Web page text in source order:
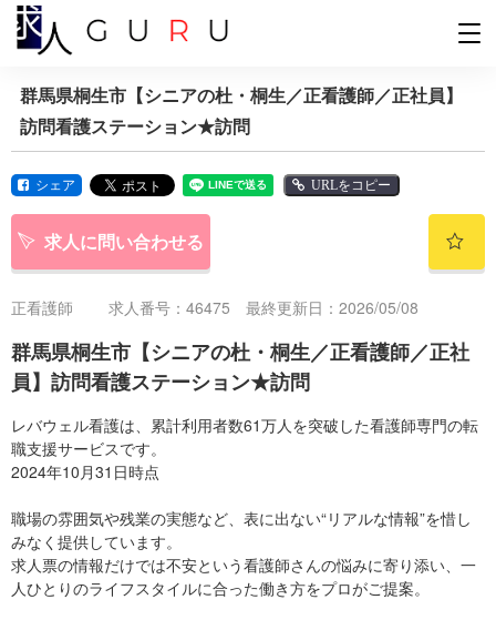
群馬県桐生市【シニアの杜・桐生／正看護師／正社員】
訪問看護ステーション★訪問
シェア URLをコピー
求人に問い合わせる
正看護師 求人番号：46475 最終更新日：2026/05/08
群馬県桐生市【シニアの杜・桐生／正看護師／正社
員】訪問看護ステーション★訪問
レバウェル看護は、累計利用者数61万人を突破した看護師専門の転
職支援サービスです。
2024年10月31日時点
職場の雰囲気や残業の実態など、表に出ない“リアルな情報”を惜し
みなく提供しています。
求人票の情報だけでは不安という看護師さんの悩みに寄り添い、一
人ひとりのライフスタイルに合った働き方をプロがご提案。